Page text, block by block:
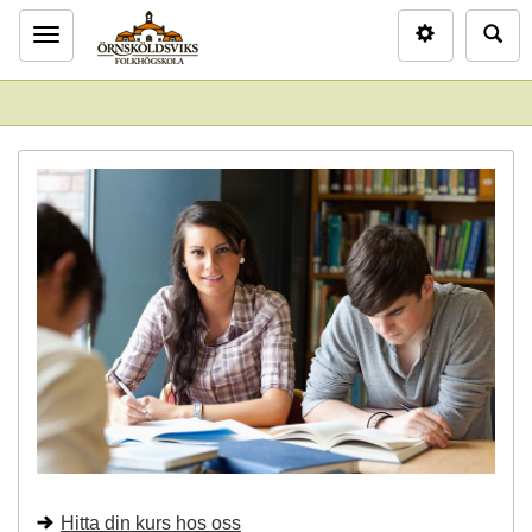
Meny
Ö
n
ö
Hitta din kurs hos oss